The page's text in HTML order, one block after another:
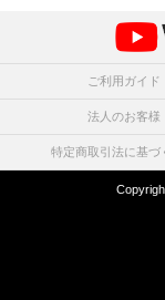
ご利用ガイド
法人のお客様
特定商取引法に基づ